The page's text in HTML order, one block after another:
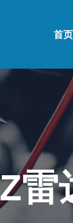
首页
雷